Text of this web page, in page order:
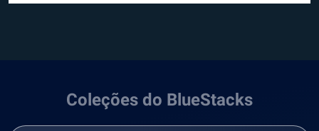
Coleções do BlueStacks